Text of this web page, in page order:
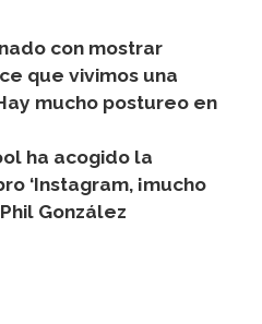
con mostrar
que vivimos una
mucho postureo en
ha acogido la
‘Instagram, ¡mucho
González